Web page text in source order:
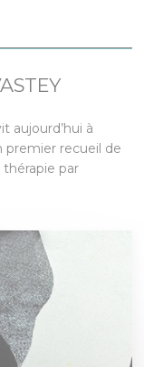
aujourd’hui à
premier recueil de
par